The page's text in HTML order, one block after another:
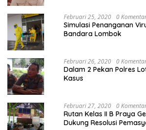
Februari 25, 2020 0
Simulasi Penanganan
Bandara Lombok
Februari 26, 2020 0
Dalam 2 Pekan Polres
Kasus
Februari 27, 2020 0
Rutan Kelas II B Praya
Dukung Resolusi